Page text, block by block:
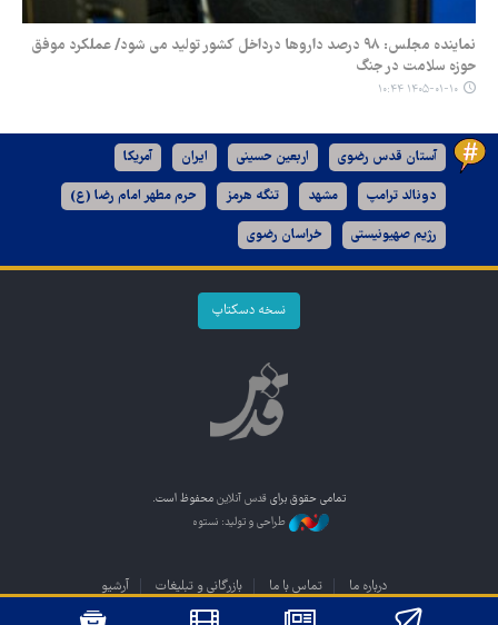
نماینده مجلس: ۹۸ درصد داروها درداخل کشور تولید می شود/ عملکرد موفق
حوزه سلامت در جنگ
۱۴۰۵-۰۱-۱۰ ۱۰:۴۴
آستان قدس رضوی اربعین حسینی ایران آمریکا
دونالد ترامپ مشهد تنگه هرمز حرم مطهر امام رضا (ع)
رژیم صهیونیستی خراسان رضوی
نسخه دسکتاپ
تمامی حقوق برای قدس آنلاین محفوظ است.
طراحی و تولید: نستوه
درباره ما تماس با ما بازرگانی و تبلیغات آرشیو